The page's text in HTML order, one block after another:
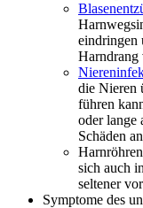
eindringen
Harndrang
die Nieren
führen
oder lange
Schäden
sich auch
seltener
Symptome des